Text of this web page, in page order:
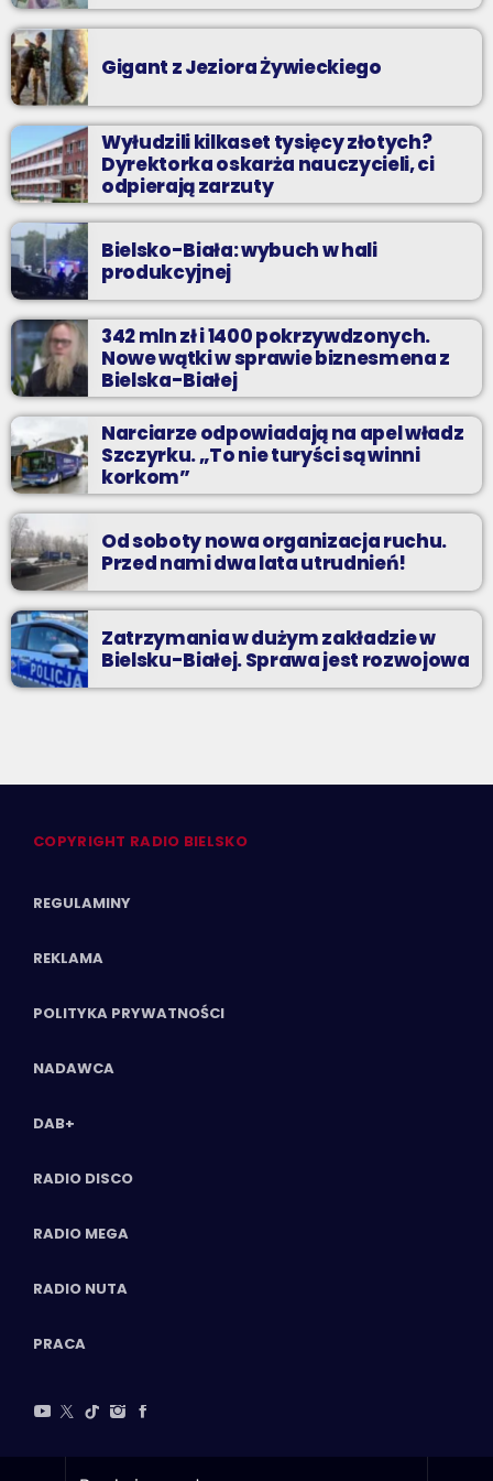
Gigant z Jeziora Żywieckiego
Wyłudzili kilkaset tysięcy złotych?
Dyrektorka oskarża nauczycieli, ci
odpierają zarzuty
Bielsko-Biała: wybuch w hali
produkcyjnej
342 mln zł i 1400 pokrzywdzonych.
Nowe wątki w sprawie biznesmena z
Bielska-Białej
Narciarze odpowiadają na apel władz
Szczyrku. „To nie turyści są winni
korkom”
Od soboty nowa organizacja ruchu.
Przed nami dwa lata utrudnień!
Zatrzymania w dużym zakładzie w
Bielsku-Białej. Sprawa jest rozwojowa
COPYRIGHT RADIO BIELSKO
REGULAMINY
REKLAMA
POLITYKA PRYWATNOŚCI
NADAWCA
DAB+
RADIO DISCO
RADIO MEGA
RADIO NUTA
PRACA